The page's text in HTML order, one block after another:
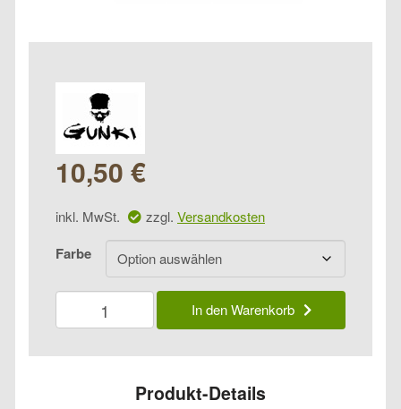
10,50 €
inkl. MwSt. zzgl. Versandkosten
Farbe
Gunki
Slim
115
In den Warenkorb
Produkt-Details